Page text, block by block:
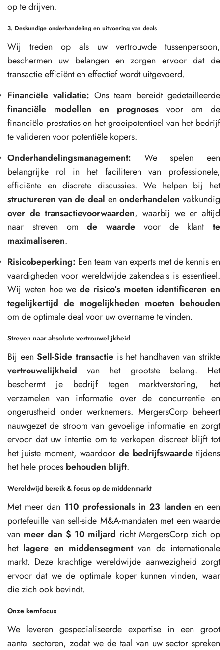
op te drijven.
3. Deskundige onderhandeling en uitvoering van deals
Wij treden op als uw vertrouwde tussenpersoon,
beschermen uw belangen en zorgen ervoor dat de
transactie efficiënt en effectief wordt uitgevoerd.
Financiële validatie: Ons team bereidt gedetailleerde
financiële modellen en prognoses voor om de
financiële prestaties en het groeipotentieel van het bedrijf
te valideren voor potentiële kopers.
Onderhandelingsmanagement: We spelen een
belangrijke rol in het faciliteren van professionele,
efficiënte en discrete discussies. We helpen bij het
structureren van de deal enonderhandelen vakkundig
over de transactievoorwaarden, waarbij we er altijd
naar streven omde waarde voor de klant te
maximaliseren.
Risicobeperking: Een team van experts met de kennis en
vaardigheden voor wereldwijde zakendeals is essentieel.
Wij weten hoe we de risico’s moeten identificeren en
tegelijkertijd de mogelijkheden moeten behouden
om de optimale deal voor uw overname te vinden.
Streven naar absolute vertrouwelijkheid
Bij eenSell-Side transactieis het handhaven van strikte
vertrouwelijkheid van het grootste belang. Het
beschermt je bedrijf tegen marktverstoring, het
verzamelen van informatie over de concurrentie en
ongerustheid onder werknemers. MergersCorp beheert
nauwgezet de stroom van gevoelige informatie en zorgt
ervoor dat uw intentie om te verkopen discreet blijft tot
het juiste moment, waardoor de bedrijfswaarde tijdens
het hele proces behouden blijft.
Wereldwijd bereik & focus op de middenmarkt
Met meer dan 110 professionals in 23 landen en een
portefeuille van sell-side M&A-mandaten met een waarde
van meer dan $ 10 miljard richt MergersCorp zich op
het lagere en middensegmentvan de internationale
markt. Deze krachtige wereldwijde aanwezigheid zorgt
ervoor dat we de optimale koper kunnen vinden, waar
die zich ook bevindt.
Onze kernfocus
We leveren gespecialiseerde expertise in een groot
aantal sectoren, zodat we de taal van uw sector spreken